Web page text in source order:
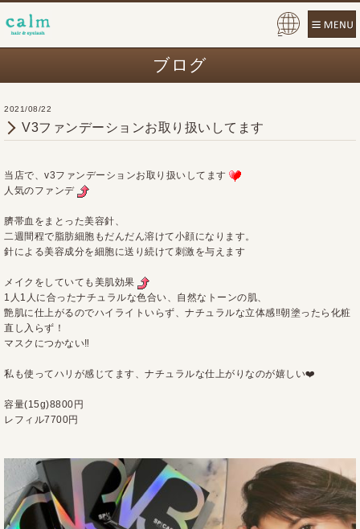
Pow
ブログ
2021/08/22
V3ファンデーションお取り扱いしてます
当店で、v3ファンデーションお取り扱いしてます
人気のファンデ
臍帯血をまとった美容針、
二週間程で脂肪細胞もだんだん溶けて小顔になります。
針による美容成分を細胞に送り続けて刺激を与えます
メイクをしていても美肌効果
1人1人に合ったナチュラルな色合い、自然なトーンの肌、
艶肌に仕上がるのでハイライトいらず、ナチュラルな立体感‼︎朝塗ったら化粧
直し入らず！
マスクにつかない‼︎
私も使ってハリが感じてます、ナチュラルな仕上がりなのが嬉しい❤️
容量(15g)8800円
レフィル7700円